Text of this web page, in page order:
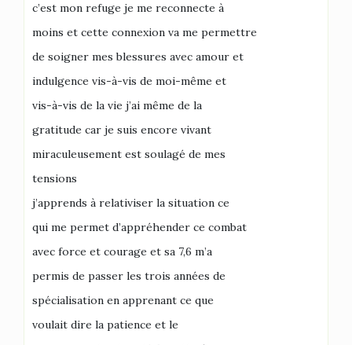
c’est mon refuge je me reconnecte à
moins et cette connexion va me permettre
de soigner mes blessures avec amour et
indulgence vis-à-vis de moi-même et
vis-à-vis de la vie j’ai même de la
gratitude car je suis encore vivant
miraculeusement est soulagé de mes
tensions
j’apprends à relativiser la situation ce
qui me permet d’appréhender ce combat
avec force et courage et sa 7,6 m’a
permis de passer les trois années de
spécialisation en apprenant ce que
voulait dire la patience et le